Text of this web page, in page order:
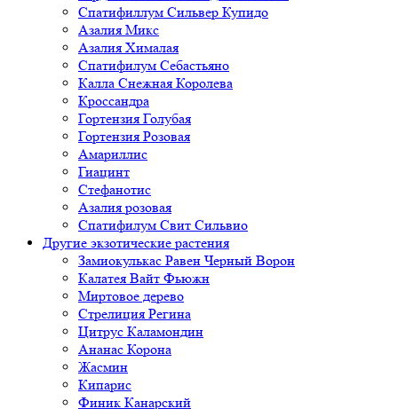
Спатифиллум Сильвер Купидо
Азалия Микс
Азалия Хималая
Спатифилум Себастьяно
Калла Снежная Королева
Кроссандра
Гортензия Голубая
Гортензия Розовая
Амариллис
Гиацинт
Стефанотис
Азалия розовая
Спатифилум Свит Сильвио
Другие экзотические растения
Замиокулькас Равен Черный Ворон
Калатея Вайт Фьюжн
Миртовое дерево
Стрелиция Регина
Цитрус Каламондин
Ананас Корона
Жасмин
Кипарис
Финик Канарский